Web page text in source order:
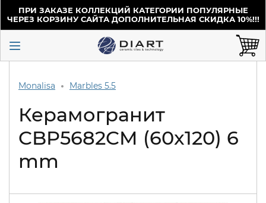
ПРИ ЗАКАЗЕ КОЛЛЕКЦИЙ КАТЕГОРИИ ПОПУЛЯРНЫЕ
ЧЕРЕЗ КОРЗИНУ САЙТА ДОПОЛНИТЕЛЬНАЯ СКИДКА 10%!!!
Monalisa Marbles 5.5
Керамогранит
CBP5682CM (60x120) 6
mm